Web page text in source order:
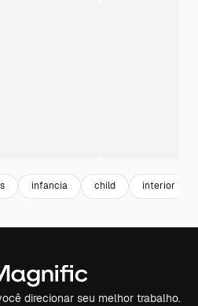
infancia child interior
direcionar seu melhor trabalho.